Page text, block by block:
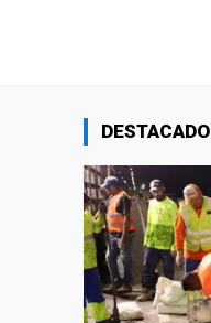
DESTACADO